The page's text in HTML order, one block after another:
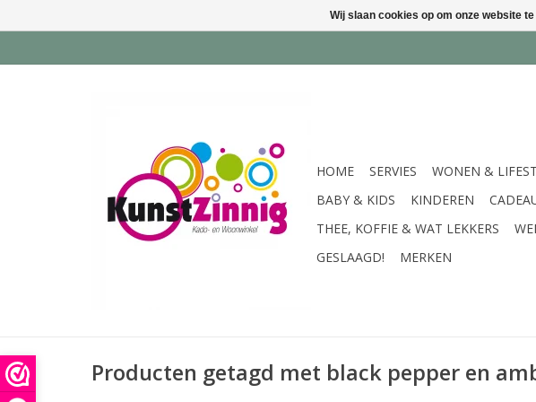
HOME SERVIES WONEN &
BABY & KIDS
KINDEREN
THEE, KOFFIE & WAT LEKKERS
GESLAAGD!
MERKEN
Producten getagd met black pepper en
Wij slaan cookies op om onze website